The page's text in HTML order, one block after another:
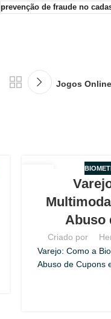
prevenção de fraude no
Jogos
Abuso
Criado por
Varejo: Como a
Abuso de Cupons